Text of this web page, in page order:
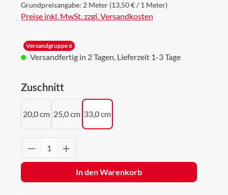
Grundpreisangabe: 2 Meter (13,50 € / 1 Meter)
Preise inkl. MwSt. zzgl. Versandkosten
Versandgruppe 6
Versandfertig in 2 Tagen, Lieferzeit 1-3 Tage
Zuschnitt
20,0 cm 25,0 cm 33,0 cm
Produkt Anzahl: Gib den gewünschten
In den Warenkorb